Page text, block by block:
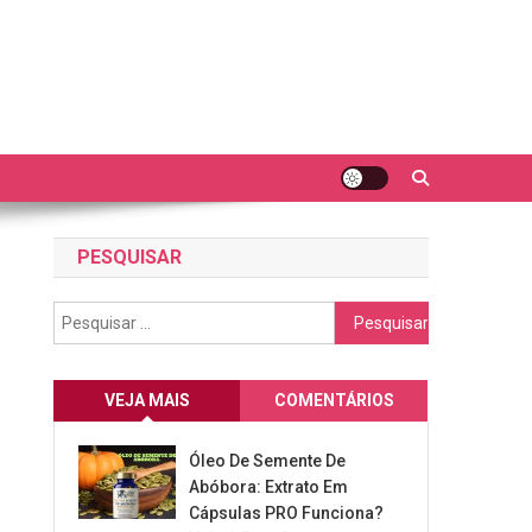
PESQUISAR
Pesquisar
por:
VEJA MAIS COMENTÁRIOS
Óleo De Semente De
Abóbora: Extrato Em
Cápsulas PRO Funciona?